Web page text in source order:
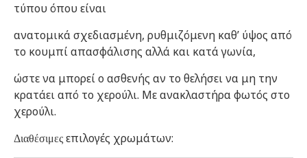
τύπου όπου είναι
ανατομικά σχεδιασμένη, ρυθμιζόμενη καθ’ ύψος από
το κουμπί απασφάλισης αλλά και κατά γωνία,
ώστε να μπορεί ο ασθενής αν το θελήσει να μη την
κρατάει από το χερούλι. Με ανακλαστήρα φωτός στο
χερούλι.
Διαθέσιμες επιλογές χρωμάτων: